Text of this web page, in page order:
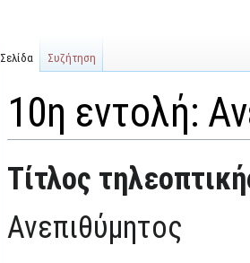
10η εντολή:
Μετάβαση
στην
Πήδηση
στην
Τίτλος
Ανεπιθύμητος
Σελίδα Συζήτηση